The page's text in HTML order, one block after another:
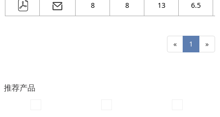
8 8 13 6.5
« 1 »
推荐产品